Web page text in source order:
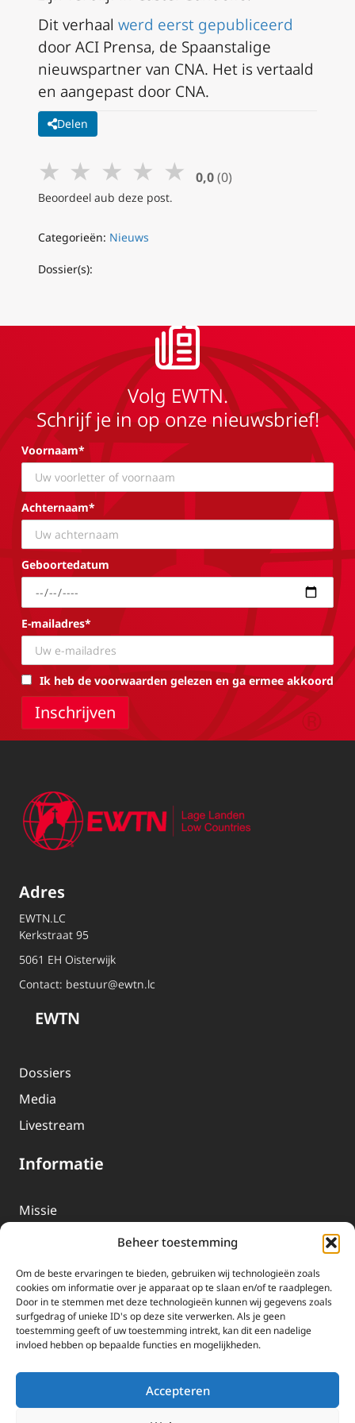
Beheer toestemming
Om de beste ervaringen te bieden, gebruiken wij technologieën zoals
cookies om informatie over je apparaat op te slaan en/of te raadplegen.
Door in te stemmen met deze technologieën kunnen wij gegevens zoals
surfgedrag of unieke ID's op deze site verwerken. Als je geen
toestemming geeft of uw toestemming intrekt, kan dit een nadelige
invloed hebben op bepaalde functies en mogelijkheden.
Accepteren
Dit verhaal werd eerst gepubliceerd
door ACI Prensa, de Spaanstalige
nieuwspartner van CNA. Het is vertaald
en aangepast door CNA.
Delen
★ ★ ★ ★ ★ 0,0 (0)
Beoordeel aub deze post.
Categorieën: Nieuws
Dossier(s):
Volg EWTN.
Schrijf je in op onze nieuwsbrief!
Voornaam*
Achternaam*
Geboortedatum
E-mailadres*
Ik heb de voorwaarden gelezen en ga ermee akkoord
Adres
EWTN.LC
Kerkstraat 95
5061 EH Oisterwijk
Contact: bestuur@ewtn.lc
EWTN
Dossiers
Media
Livestream
Informatie
Missie
EWTN-Team
Organisatiegegevens
Doneren
EWTN wordt uitsluitend gefinancierd door uw donaties.
Wij ontvangen bewust geen advertentie-inkomsten of